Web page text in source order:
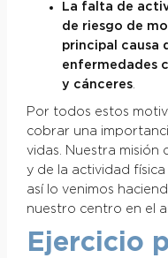
La falta de
de riesgo de
principal causa
enfermedades
y cánceres.
Por todos estos
cobrar una
vidas. Nuestra misión
y de la actividad
así lo venimos
nuestro centro en el
Ejercicio